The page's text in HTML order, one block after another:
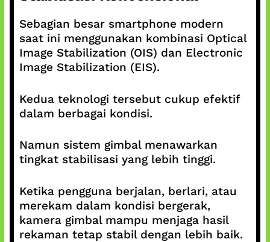
Sebagian besar smartphone modern
saat ini menggunakan kombinasi Optical
Image Stabilization (OIS) dan Electronic
Image Stabilization (EIS).
Kedua teknologi tersebut cukup efektif
dalam berbagai kondisi.
Namun sistem gimbal menawarkan
tingkat stabilisasi yang lebih tinggi.
Ketika pengguna berjalan, berlari, atau
merekam dalam kondisi bergerak,
kamera gimbal mampu menjaga hasil
rekaman tetap stabil dengan lebih baik.